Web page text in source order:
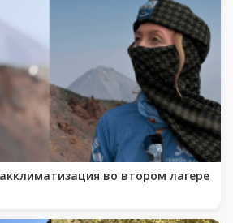
во втором лагере